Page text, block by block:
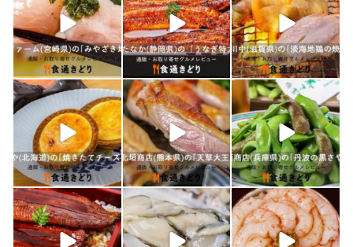
1月 21 1月 19 1月 18
shokutuu_kidori
1月 17
shokutuu_kidori
1月 16
shokutuu_kidori
1月 15
shokutuu_kidori shokutuu_kidori shokutuu_kidori